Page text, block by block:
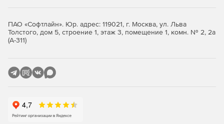
ПАО «Софтлайн». Юр. адрес: 119021, г. Москва, ул. Льва
Толстого, дом 5, строение 1, этаж 3, помещение 1, комн. № 2, 2а
(А-311)